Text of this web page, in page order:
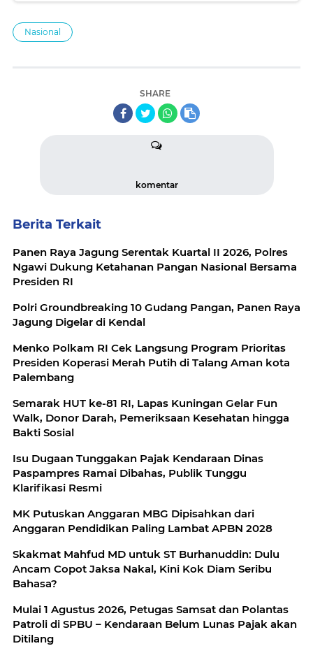
Nasional
SHARE
komentar
Berita Terkait
Panen Raya Jagung Serentak Kuartal II 2026, Polres
Ngawi Dukung Ketahanan Pangan Nasional Bersama
Presiden RI
Polri Groundbreaking 10 Gudang Pangan, Panen Raya
Jagung Digelar di Kendal
Menko Polkam RI Cek Langsung Program Prioritas
Presiden Koperasi Merah Putih di Talang Aman kota
Palembang
Semarak HUT ke-81 RI, Lapas Kuningan Gelar Fun
Walk, Donor Darah, Pemeriksaan Kesehatan hingga
Bakti Sosial
Isu Dugaan Tunggakan Pajak Kendaraan Dinas
Paspampres Ramai Dibahas, Publik Tunggu
Klarifikasi Resmi
MK Putuskan Anggaran MBG Dipisahkan dari
Anggaran Pendidikan Paling Lambat APBN 2028
Skakmat Mahfud MD untuk ST Burhanuddin: Dulu
Ancam Copot Jaksa Nakal, Kini Kok Diam Seribu
Bahasa?
Mulai 1 Agustus 2026, Petugas Samsat dan Polantas
Patroli di SPBU – Kendaraan Belum Lunas Pajak akan
Ditilang